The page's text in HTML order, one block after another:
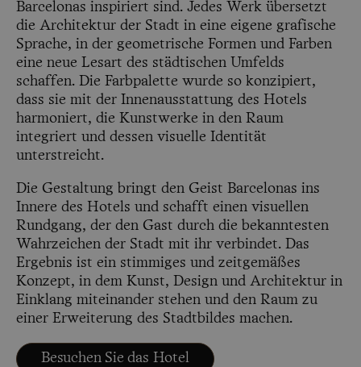
Barcelonas inspiriert sind. Jedes Werk übersetzt
die Architektur der Stadt in eine eigene grafische
Sprache, in der geometrische Formen und Farben
eine neue Lesart des städtischen Umfelds
schaffen. Die Farbpalette wurde so konzipiert,
dass sie mit der Innenausstattung des Hotels
harmoniert, die Kunstwerke in den Raum
integriert und dessen visuelle Identität
unterstreicht.
Die Gestaltung bringt den Geist Barcelonas ins
Innere des Hotels und schafft einen visuellen
Rundgang, der den Gast durch die bekanntesten
Wahrzeichen der Stadt mit ihr verbindet. Das
Ergebnis ist ein stimmiges und zeitgemäßes
Konzept, in dem Kunst, Design und Architektur in
Einklang miteinander stehen und den Raum zu
einer Erweiterung des Stadtbildes machen.
Besuchen Sie das Hotel